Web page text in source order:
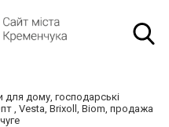
дому, господарські
, Vesta, Brixoll, Biom, продажа